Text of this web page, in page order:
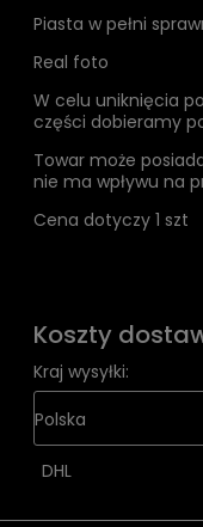
Piasta w pełni
Real foto
W celu uniknięcia
części dobieramy
Towar może
nie ma wpływu na
Cena dotyczy 1 szt
Koszty
Kraj wysyłki:
DHL